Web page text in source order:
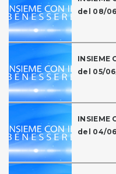
del 08/
INSIEME
del 05/
INSIEME
del 04/